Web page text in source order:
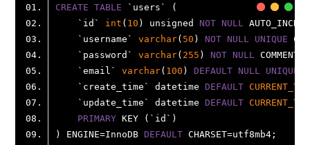
CREATE TABLE
    `id`
int ( 10 ) unsigned NOT
NULL
    `username`
varchar( 50 ) NOT NULL UNIQUE
    `password`
varchar( 255 ) NOT NULL COMMENT
    `email`
varchar( 100 ) DEFAULT NULL UNIQUE
    `create_time` datetime
DEFAULT
    `update_time` datetime
DEFAULT
PRIMARY
) ENGINE=InnoDB DEFAULT CHARSET=